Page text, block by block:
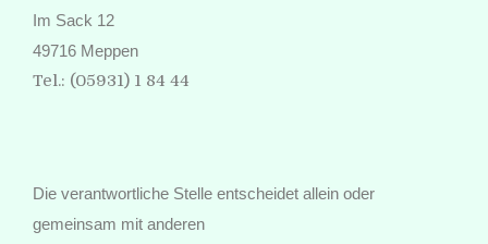
Im Sack 12
49716 Meppen
Tel.: (05931) 1 84 44
Die verantwortliche Stelle entscheidet allein oder
gemeinsam mit anderen